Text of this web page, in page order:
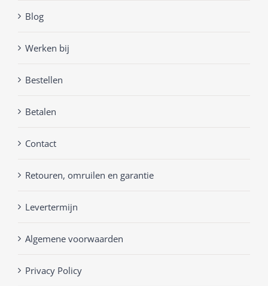
Blog
Werken bij
Bestellen
Betalen
Contact
Retouren, omruilen en garantie
Levertermijn
Algemene voorwaarden
Privacy Policy